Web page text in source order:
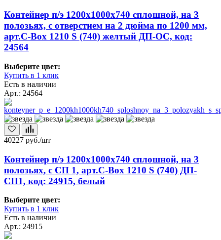
Контейнер п/э 1200х1000х740 сплошной, на 3
полозьях, с отверстием на 2 дюйма по 1200 мм,
арт.C-Box 1210 S (740) желтый ДП-ОС, код:
24564
Выберите цвет:
Купить в 1 клик
Есть в наличии
Арт.: 24564
40227 руб./шт
Контейнер п/э 1200х1000х740 сплошной, на 3
полозьях, с СП 1, арт.C-Box 1210 S (740) ДП-
СП1, код: 24915, белый
Выберите цвет:
Купить в 1 клик
Есть в наличии
Арт.: 24915